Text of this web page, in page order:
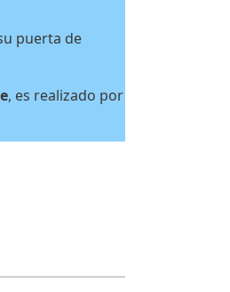
puerta de
, es realizado por